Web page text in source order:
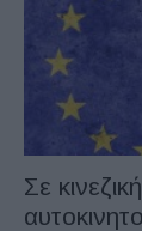
Σε